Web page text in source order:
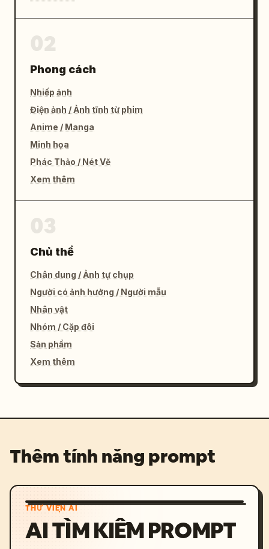
Phong cách
Nhiếp ảnh
Điện ảnh / Ảnh tĩnh từ phim
Anime / Manga
Minh họa
Phác Thảo / Nét Vẽ
Xem thêm
Chủ thể
Chân dung / Ảnh tự chụp
Người có ảnh hưởng / Người mẫu
Nhân vật
Nhóm / Cặp đôi
Sản phẩm
Xem thêm
Thêm tính năng prompt
THƯ VIỆN AI
AI TÌM KIẾM PROMPT